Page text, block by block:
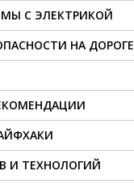
С ЭЛЕКТРИКОЙ
НА ДОРОГЕ
И ТЕХНОЛОГИЙ